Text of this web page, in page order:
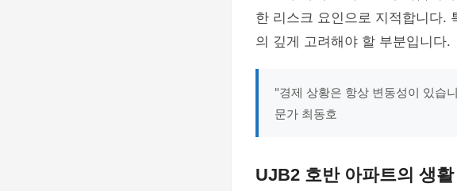
한 리스크 요인으로 지적합니다.
의 깊게 고려해야 할 부분입니다.
"경제 상황은 항상 변동성이 있습
문가 최동호
UJB2 호반 아파트의 생활